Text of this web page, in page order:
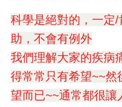
科學是絕對的，一定
助， 不會有例外
我們理解大家的疾病
得常常只有希望~~然
望而已~~通常都很讓